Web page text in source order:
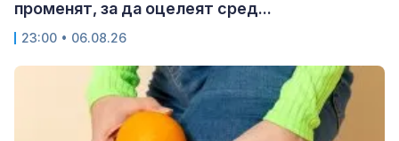
променят, за да оцелеят сред...
23:00 • 06.08.26